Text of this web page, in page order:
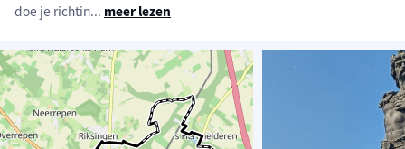
doe je richtin... meer lezen